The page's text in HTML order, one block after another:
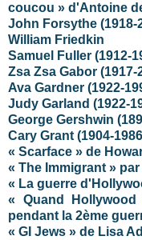
coucou » d'Antoine
John Forsythe (1918-
William Friedkin
Samuel Fuller (1912-
Zsa Zsa Gabor (1917-
Ava Gardner (1922-
Judy Garland (1922-
George Gershwin
Cary Grant (1904-
« Scarface » de
« The Immigrant »
« La guerre
« Quand
pendant la 2ème
« GI Jews » de Lisa